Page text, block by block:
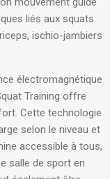
liés aux squats
ischio-jambiers
électromagnétique
Training offre
. Cette technologie
selon le niveau et
accessible à tous,
salle de sport en